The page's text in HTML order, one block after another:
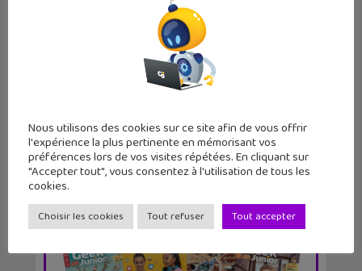
FIFA mobile est de retour ! A toi de
jouer avec la...
Nous utilisons des cookies sur ce site afin de vous offrir
l'expérience la plus pertinente en mémorisant vos
préférences lors de vos visites répétées. En cliquant sur
"Accepter tout", vous consentez à l'utilisation de tous les
cookies.
Choisir les cookies Tout refuser Tout accepter